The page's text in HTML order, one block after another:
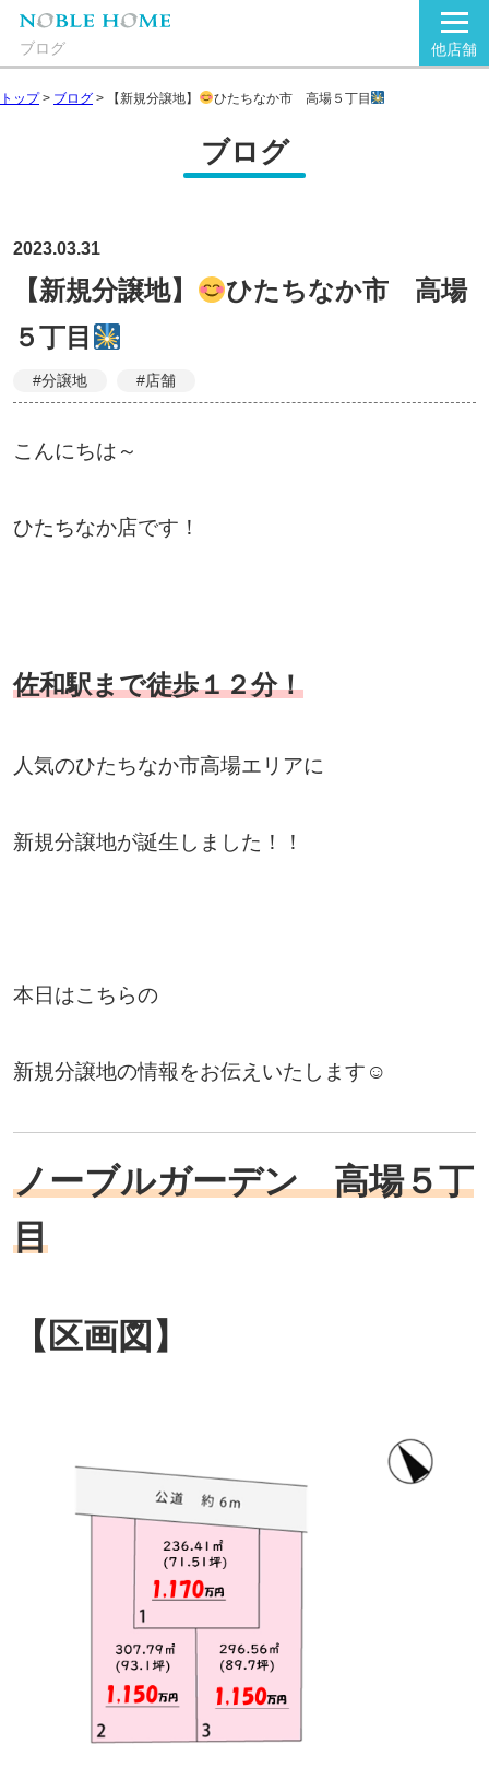
ブログ 他店舗
トップ> ブログ > 【新規分譲地】 ひたちなか市 高場５丁目
ブログ
2023.03.31
【新規分譲地】
ひたちなか市 高場
５丁目
#分譲地 #店舗
こんにちは～
ひたちなか店です！
佐和駅まで徒歩１２分！
人気のひたちなか市高場エリアに
新規分譲地が誕生しました！！
本日はこちらの
新規分譲地の情報をお伝えいたします☺
ノーブルガーデン 高場５丁
目
【区画図】